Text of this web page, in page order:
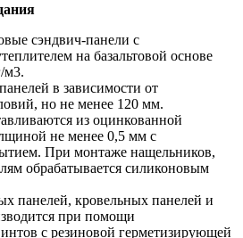
сэндвич-панели с
на базальтовой основе
м3.
в зависимости от
но не менее 120 мм.
из оцинкованной
не менее 0,5 мм с
При монтаже нащельников,
обрабатывается силиконовым
панелей, кровельных панелей и
при помощи
с резиновой герметизирующей